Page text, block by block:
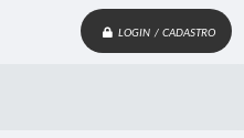
LOGIN / CADASTRO